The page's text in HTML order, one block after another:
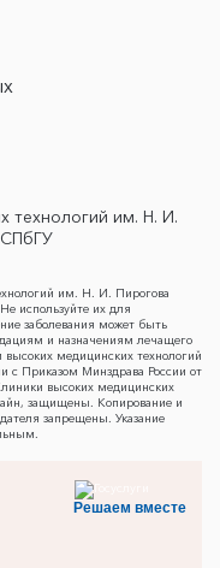
технологий им. Н. И.
им. Н. И. Пирогова
используйте их для
заболевания может быть
и назначениям лечащего
медицинских технологий
с Приказом Минздрава России от
высоких медицинских
защищены. Копирование и
запрещены. Указание
Решаем вместе